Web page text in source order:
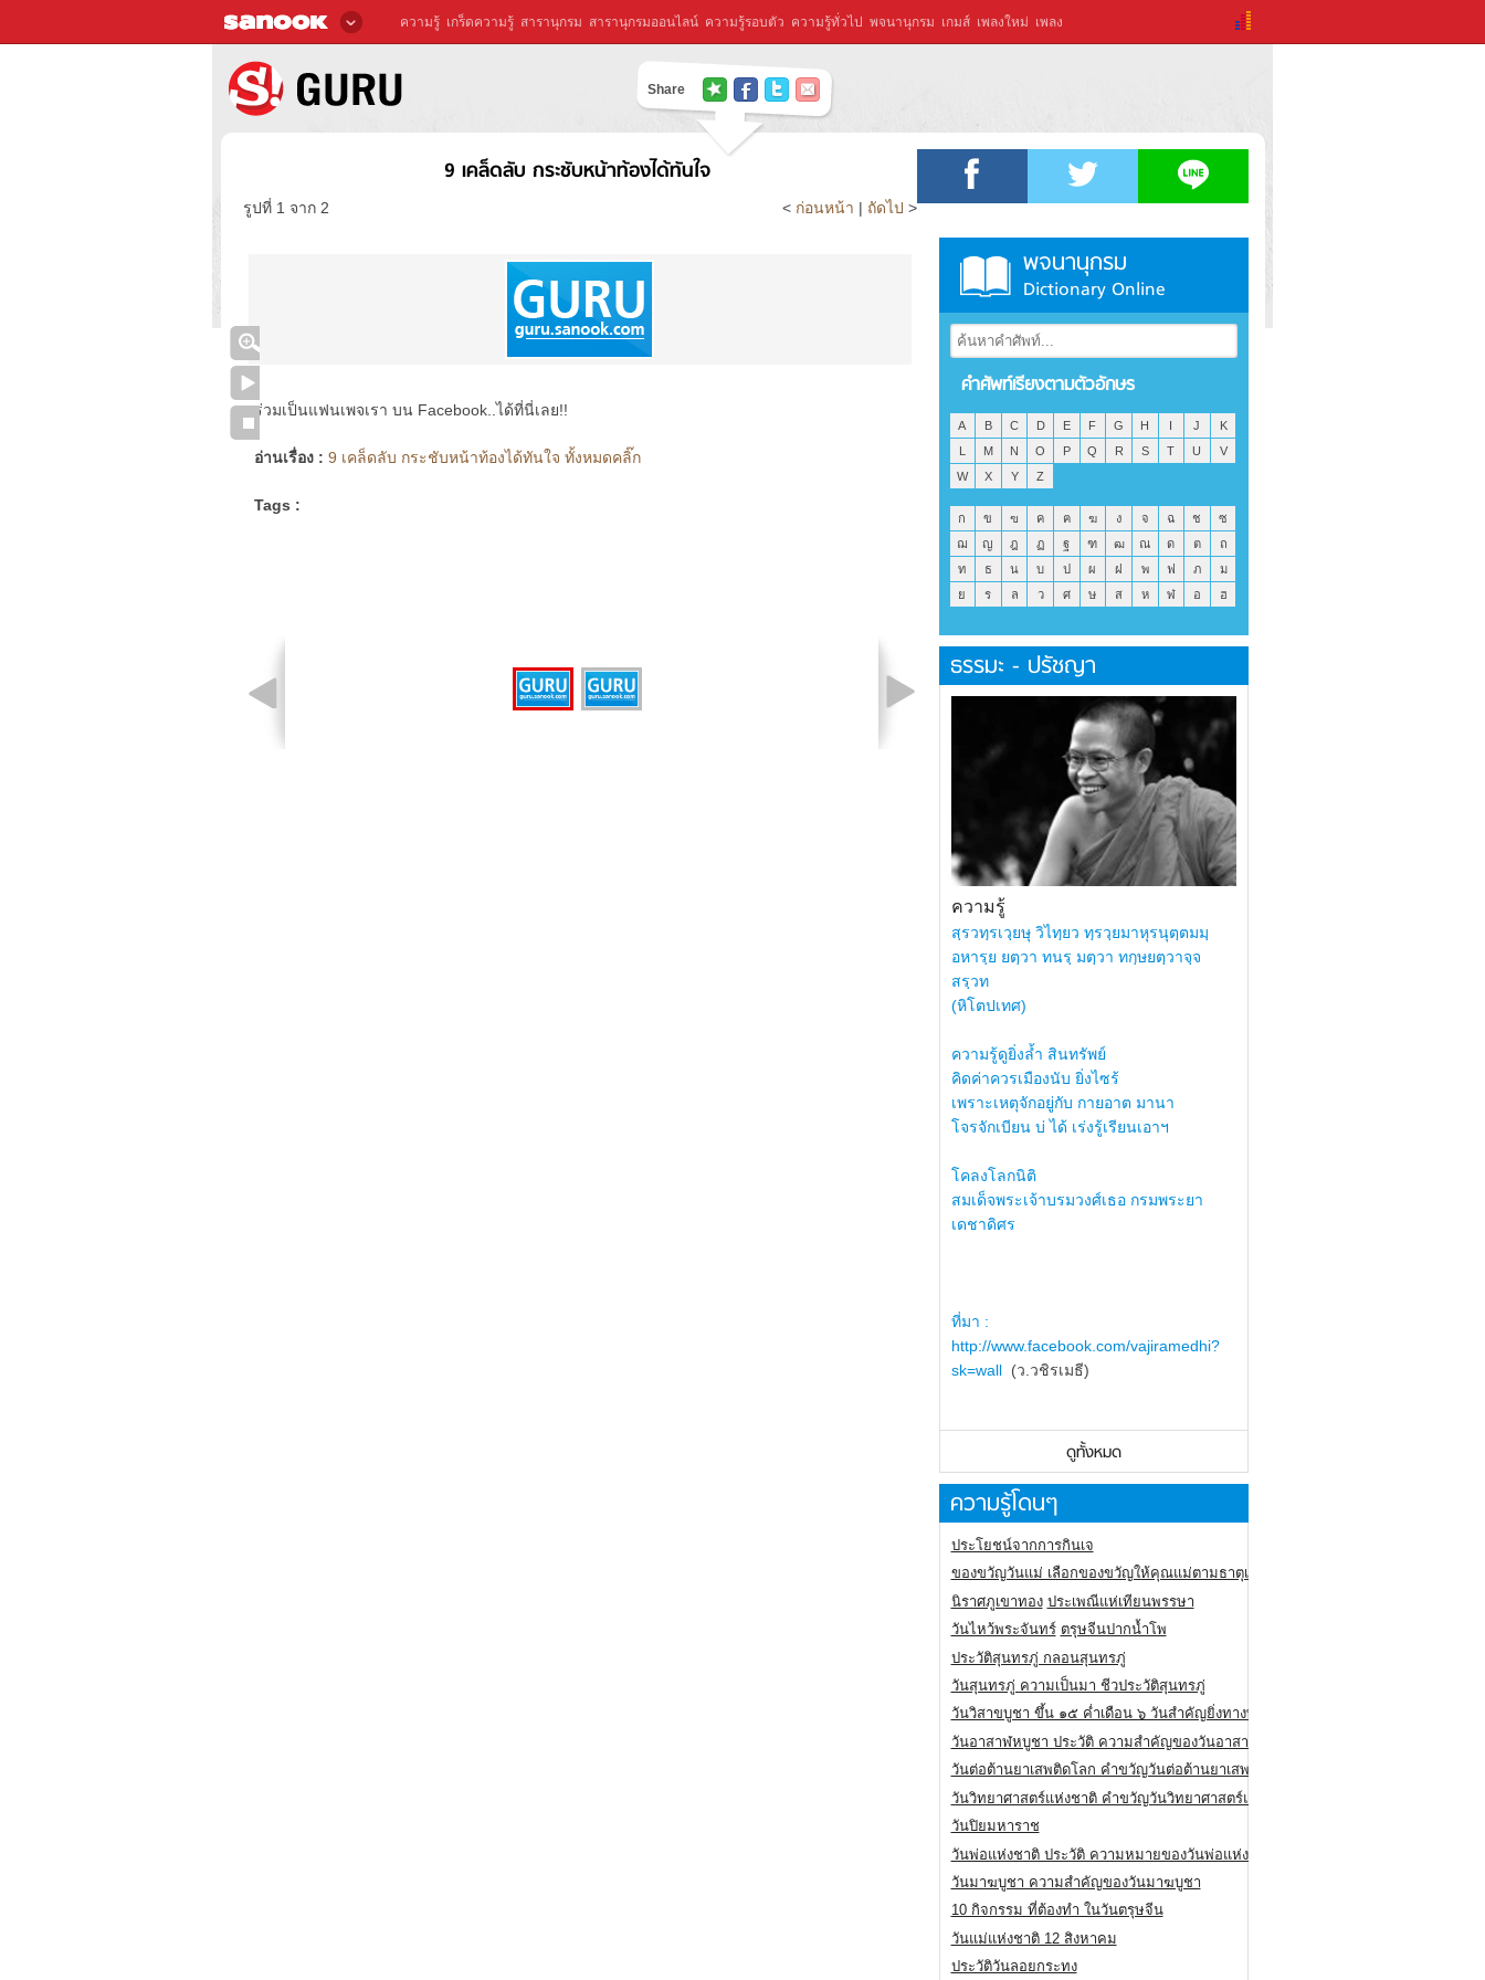
ความรู้ เกร็ดความรู้ สารานุกรม สารานุกรมออนไลน์ ความรู้รอบตัว ความรู้ทั่วไป พจนานุกรม เกมส์ เพลงใหม่ เพลง
Share
9 เคล็ดลับ กระชับหน้าท้องได้ทันใจ
รูปที่ 1 จาก 2 < ก่อนหน้า | ถัดไป >
ร่วมเป็นแฟนเพจเรา บน Facebook..ได้ที่นี่เลย!!
อ่านเรื่อง : 9 เคล็ดลับ กระชับหน้าท้องได้ทันใจ ทั้งหมดคลิ๊ก
Tags :
พจนานุกรม
Dictionary Online
คำศัพท์เรียงตามตัวอักษร
A B C D E F G H I J
K
L
M N O P Q R S T U
V
W
X Y Z
ก ข ฃ ค ฅ ฆ ง จ ฉ ช
ซ
ฌ
ญ ฎ ฏ ฐ ฑ ฒ ณ ด ต
ถ
ท
ธ น บ ป ผ ฝ พ ฟ ภ
ม
ย
ร ล ว ศ ษ ส ห ฬ อ ฮ
ธรรมะ - ปรัชญา
ความรู้
สฺรวทฺรเวฺยษุ วิไทฺยว ทฺรวฺยมาหุรนุตฺตมมฺ
อหารฺย ยตฺวา ทนรฺ มตฺวา ทกฺษยตฺวาจฺจ
สรฺวท
(หิโตปเทศ)
ความรู้ดูยิ่งล้ำ สินทรัพย์
คิดค่าควรเมืองนับ ยิ่งไซร้
เพราะเหตุจักอยู่กับ กายอาต มานา
โจรจักเบียน บ่ ได้ เร่งรู้เรียนเอาฯ
โคลงโลกนิติ
สมเด็จพระเจ้าบรมวงศ์เธอ กรมพระยา
เดชาดิศร
ที่มา :
http://www.facebook.com/vajiramedhi?
sk=wall(ว.วชิรเมธี)
ดูทั้งหมด
ความรู้โดนๆ
ประโยชน์จากการกินเจ
ของขวัญวันแม่ เลือกของขวัญให้คุณแม่ตามธาตุเกิด
นิราศภูเขาทอง ประเพณีแห่เทียนพรรษา
วันไหว้พระจันทร์ ตรุษจีนปากน้ำโพ
ประวัติสุนทรภู่ กลอนสุนทรภู่
วันสุนทรภู่ ความเป็นมา ชีวประวัติสุนทรภู่
วันวิสาขบูชา ขึ้น ๑๕ ค่ำเดือน ๖ วันสำคัญยิ่งทางพระพุทธศาสนา
วันอาสาฬหบูชา ประวัติ ความสําคัญของวันอาสาฬหบูชา
วันต่อต้านยาเสพติดโลก คำขวัญวันต่อต้านยาเสพติดสากล
วันวิทยาศาสตร์แห่งชาติ คำขวัญวันวิทยาศาสตร์แห่งชาติ
วันปิยมหาราช
วันพ่อแห่งชาติ ประวัติ ความหมายของวันพ่อแห่งชาติ
วันมาฆบูชา ความสำคัญของวันมาฆบูชา
10 กิจกรรม ที่ต้องทำ ในวันตรุษจีน
วันแม่แห่งชาติ 12 สิงหาคม
ประวัติวันลอยกระทง